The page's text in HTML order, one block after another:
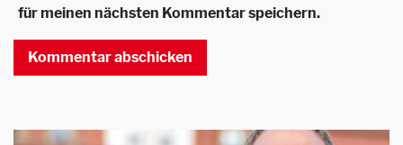
für meinen nächsten Kommentar speichern.